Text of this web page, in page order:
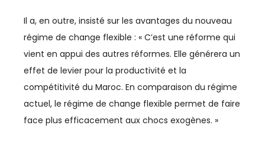
RSE
SANTÉ
SEISME
Il a, en outre, insisté sur les avantages du nouveau
régime de change flexible : « C’est une réforme qui
vient en appui des autres réformes. Elle générera un
effet de levier pour la productivité et la
compétitivité du Maroc. En comparaison du régime
actuel, le régime de change flexible permet de faire
face plus efficacement aux chocs exogènes. »